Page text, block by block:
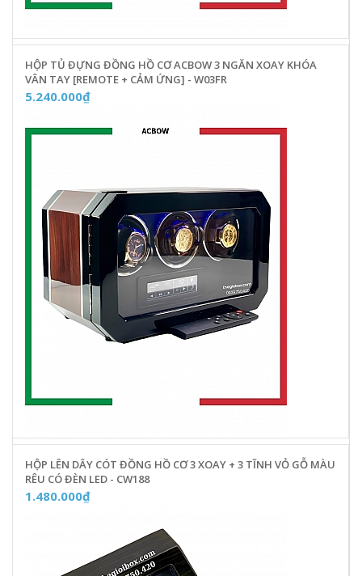
HỘP TỦ ĐỰNG ĐỒNG HỒ CƠ ACBOW 3 NGĂN XOAY KHÓA
VÂN TAY [REMOTE + CẢM ỨNG] - W03FR
5.240.000₫
HỘP LÊN DÂY CÓT ĐỒNG HỒ CƠ 3 XOAY + 3 TĨNH VỎ GỖ MÀU
RÊU CÓ ĐÈN LED - CW188
1.480.000₫